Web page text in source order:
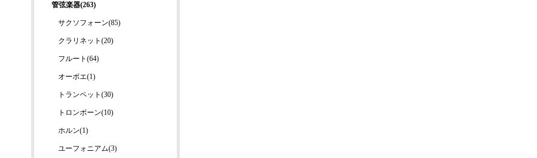
管弦楽器(263)
サクソフォーン(85)
クラリネット(20)
フルート(64)
オーボエ(1)
トランペット(30)
トロンボーン(10)
ホルン(1)
ユーフォニアム(3)